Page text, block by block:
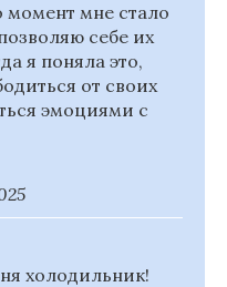
момент мне стало
себе их
я поняла это,
от своих
эмоциями с
холодильник!